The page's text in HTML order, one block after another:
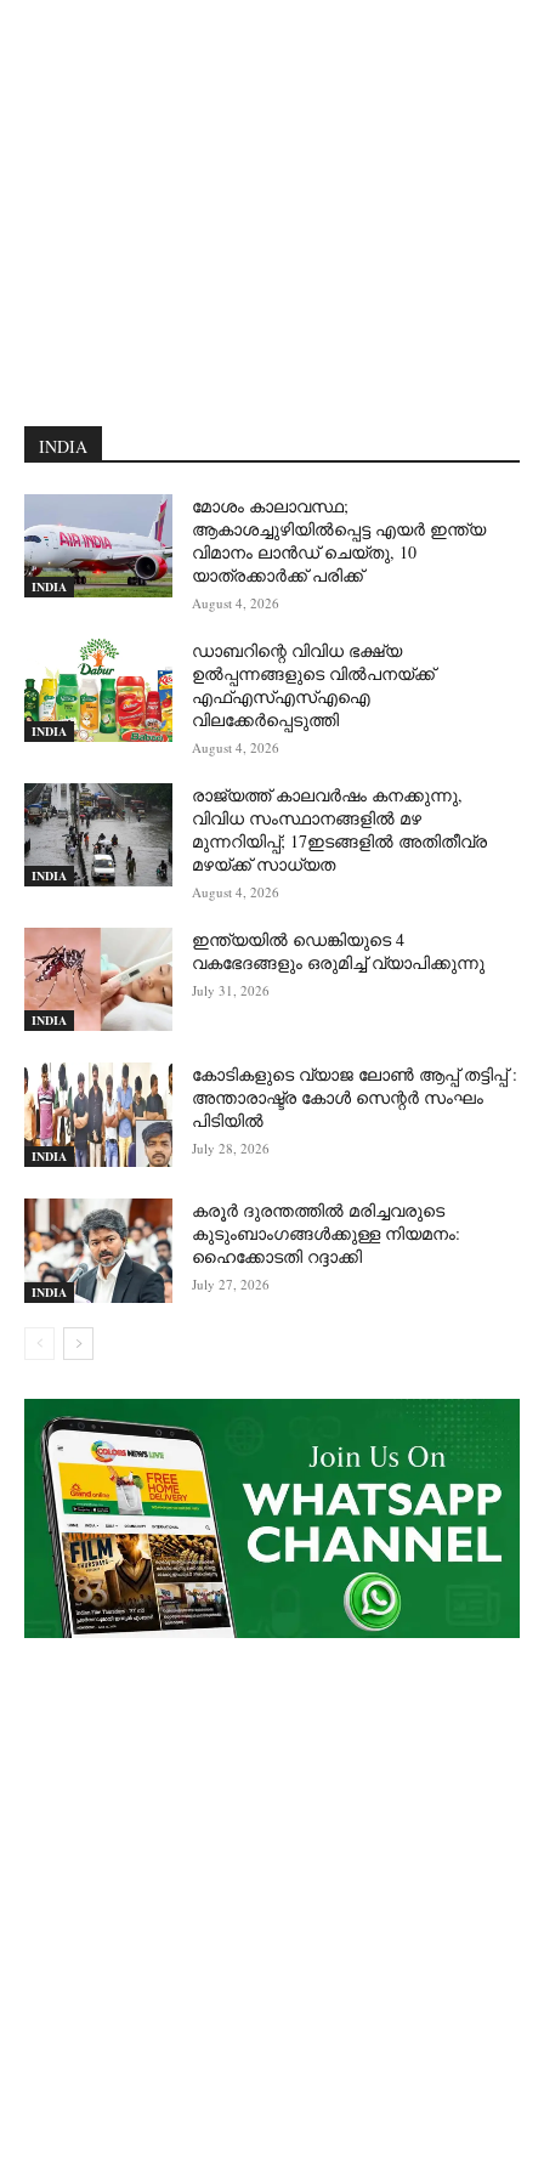
INDIA
INDIA
മോശം കാലാവസ്ഥ;
ആകാശച്ചുഴിയില്‍പ്പെട്ട എയര്‍ ഇന്ത്യ
വിമാനം ലാന്‍ഡ് ചെയ്തു, 10
യാത്രക്കാര്‍ക്ക് പരിക്ക്
August 4, 2026
INDIA
ഡാബറിന്റെ വിവിധ ഭക്ഷ്യ
ഉൽപ്പന്നങ്ങളുടെ വിൽപനയ്ക്ക്
എഫ്എസ്എസ്എഐ
വിലക്കേർപ്പെടുത്തി
August 4, 2026
INDIA
രാജ്യത്ത് കാലവർഷം കനക്കുന്നു,
വിവിധ സംസ്ഥാനങ്ങളിൽ മഴ
മുന്നറിയിപ്പ്; 17ഇടങ്ങളിൽ അതിതീവ്ര
മഴയ്ക്ക് സാധ്യത
August 4, 2026
INDIA
ഇന്ത്യയിൽ ഡെങ്കിയുടെ 4
വകഭേദങ്ങളും ഒരുമിച്ച് വ്യാപിക്കുന്നു
July 31, 2026
INDIA
കോടികളുടെ വ്യാജ ലോൺ ആപ്പ് തട്ടിപ്പ് :
അന്താരാഷ്ട്ര കോൾ സെന്റർ സംഘം
പിടിയില്‍
July 28, 2026
INDIA
കരൂർ ദുരന്തത്തിൽ മരിച്ചവരുടെ
കുടുംബാംഗങ്ങൾക്കുള്ള നിയമനം:
ഹൈക്കോടതി റദ്ദാക്കി
July 27, 2026